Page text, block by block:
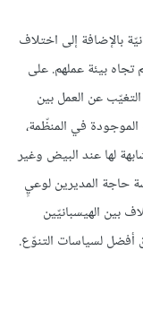
بالإضافة إلى اختلاف
تجاه بيئة عملهم. على
عن العمل بين
في المنظّمة،
لها عند البيض وغير
حاجة المديرين لوعيٍ
بين الهيسبانيّين
أفضل لسياسات التنوّع.